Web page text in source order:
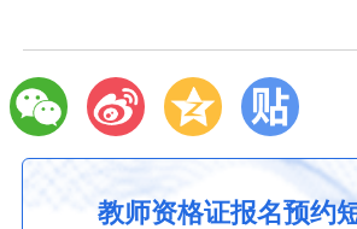
教师资格证报名预约